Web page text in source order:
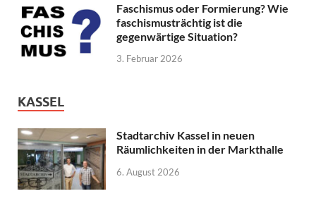
Faschismus oder Formierung? Wie
faschismusträchtig ist die
gegenwärtige Situation?
3. Februar 2026
KASSEL
Stadtarchiv Kassel in neuen
Räumlichkeiten in der Markthalle
6. August 2026